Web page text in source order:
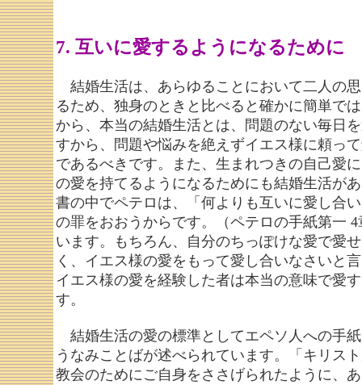
7. 互いに愛するようになるために
結婚生活は、あらゆることにおいて二人の
るため、独身のときと比べると確かに簡単で
から、本当の結婚生活とは、問題のない毎日
すから、問題や悩みを絶えずイエス様に頼っ
であるべきです。また、生まれつきの自己愛
の愛を持てるようになるためにも結婚生活が
書の中でペテロは、「何よりも互いに愛し合
の罪をおおうからです。（ペテロの手紙第一
います。もちろん、自分のちっぽけな愛で愛
く、イエス様の愛をもって愛し合いなさいと
イエス様の愛を経験した者は本当の意味で愛
す。
結婚生活の愛の標準としてエペソ人への手
うなみことばが述べられています。「キリス
教会のためにご自身をささげられたように、